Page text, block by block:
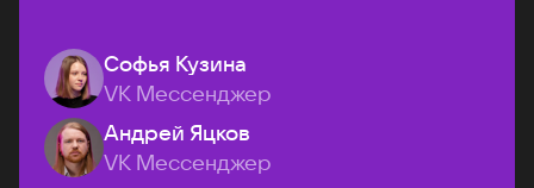
Софья Кузина
VK Мессенджер
Андрей Яцков
VK Мессенджер